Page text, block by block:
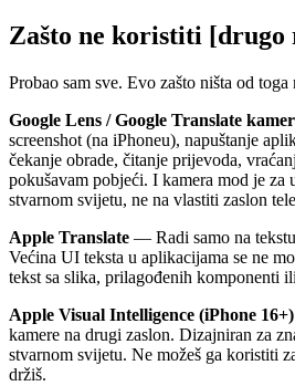
Zašto ne koristiti [drugo
Probao sam sve. Evo zašto ništa od
Google Lens / Google Translate
screenshot (na iPhoneu), napuštanje
čekanje obrade, čitanje prijevoda,
pokušavam pobjeći. I kamera mod je za
stvarnom svijetu, ne na vlastiti zaslon
Apple Translate — Radi samo na
Većina UI teksta u aplikacijama se ne
tekst sa slika, prilagođenih komponenti
Apple Visual Intelligence (iPhone 16+)
kamere na drugi zaslon. Dizajniran za
stvarnom svijetu. Ne možeš ga koristiti
držiš.